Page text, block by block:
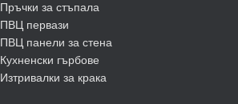
Пръчки за стъпала
ПВЦ первази
ПВЦ панели за стена
Кухненски гърбове
Изтривалки за крака